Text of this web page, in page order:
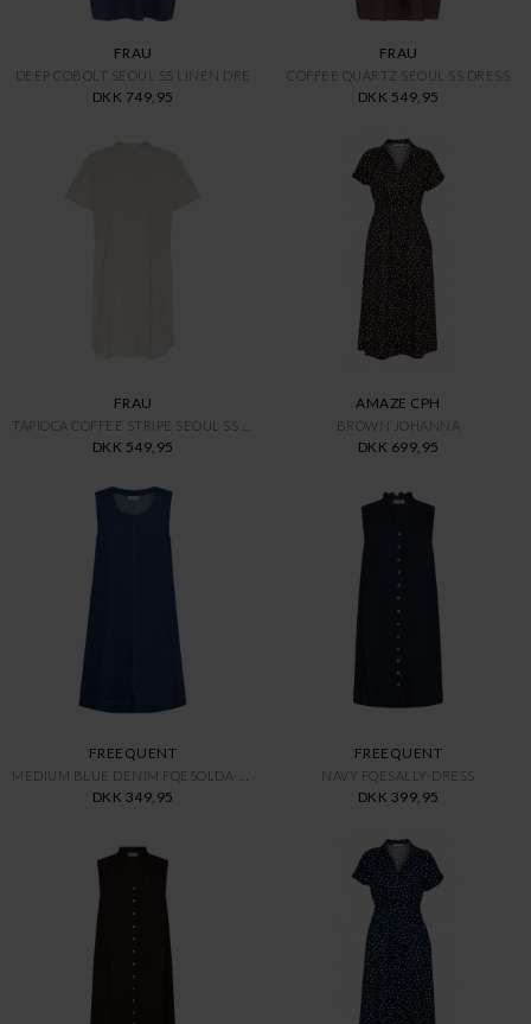
FRAU
DEEP COBOLT SEOUL SS LINEN DRE
DKK 749,95
FRAU
COFFEE QUARTZ SEOUL SS DRESS
DKK 549,95
FRAU
DKK 549,95
AMAZE CPH
BROWN JOHANNA
DKK 699,95
FREEQUENT
DKK 349,95
FREEQUENT
NAVY FQESALLY-DRESS
DKK 399,95